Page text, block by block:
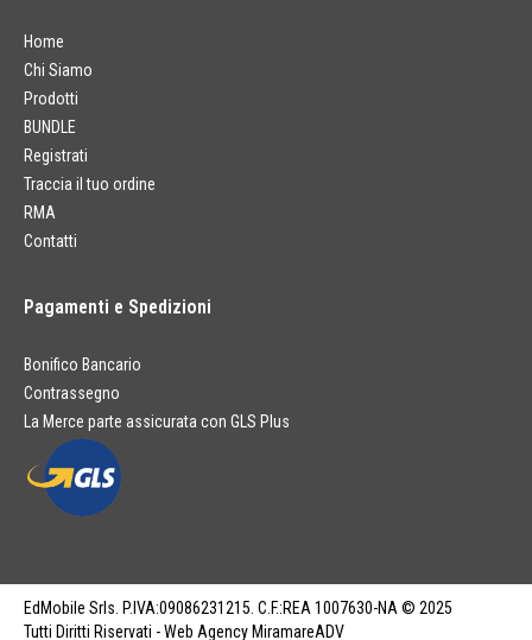
Home
Chi Siamo
Prodotti
BUNDLE
Registrati
Traccia il tuo ordine
RMA
Contatti
Pagamenti e Spedizioni
Bonifico Bancario
Contrassegno
La Merce parte assicurata con GLS Plus
EdMobile Srls. P.IVA:09086231215. C.F.:REA 1007630-NA © 2025
Tutti Diritti Riservati - Web Agency MiramareADV